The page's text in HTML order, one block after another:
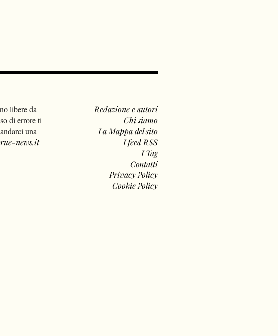
libere da
di errore ti
una
news.it
Redazione e autori
Chi siamo
La Mappa del sito
I feed RSS
I Tag
Contatti
Privacy Policy
Cookie Policy